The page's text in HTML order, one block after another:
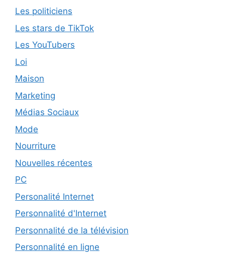
Les politiciens
Les stars de TikTok
Les YouTubers
Loi
Maison
Marketing
Médias Sociaux
Mode
Nourriture
Nouvelles récentes
PC
Personalité Internet
Personnalité d'Internet
Personnalité de la télévision
Personnalité en ligne